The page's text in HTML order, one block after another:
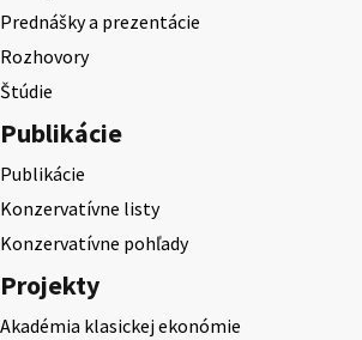
Prednášky a prezentácie
Rozhovory
Štúdie
Publikácie
Publikácie
Konzervatívne listy
Konzervatívne pohľady
Projekty
Akadémia klasickej ekonómie